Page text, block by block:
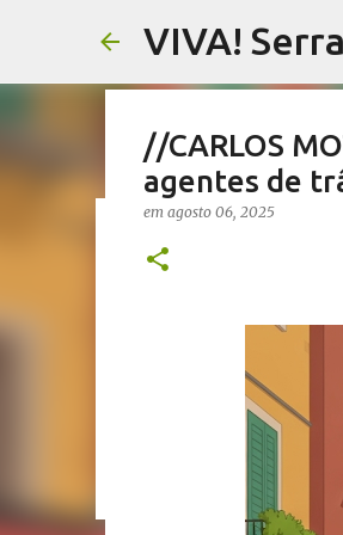
VIVA!
//SALETE
agosto 05, 2026 EMENDAS
//CARLOS
agentes de
em agosto 06, 2025